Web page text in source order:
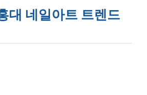
대 네일아트 트렌드